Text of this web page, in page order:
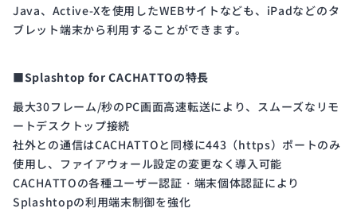
Java、Active-Xを使用したWEBサイトなども、iPadなどのタ
ブレット端末から利用することができます。
■Splashtop for CACHATTOの特長
最大30フレーム/秒のPC画面高速転送により、スムーズなリモ
ートデスクトップ接続
社外との通信はCACHATTOと同様に443（https）ポートのみ
使用し、ファイアウォール設定の変更なく導入可能
CACHATTOの各種ユーザー認証・端末個体認証により
Splashtopの利用端末制御を強化